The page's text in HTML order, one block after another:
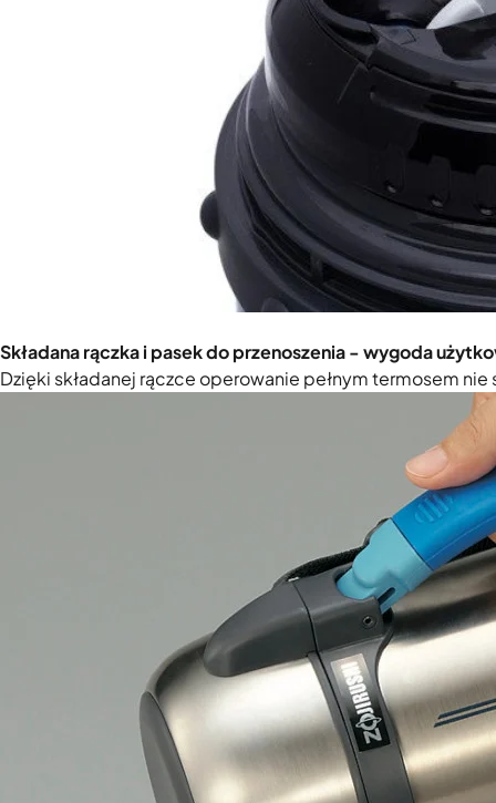
Składana rączka i pasek do przenoszenia - wygoda
Dzięki składanej rączce operowanie pełnym termosem